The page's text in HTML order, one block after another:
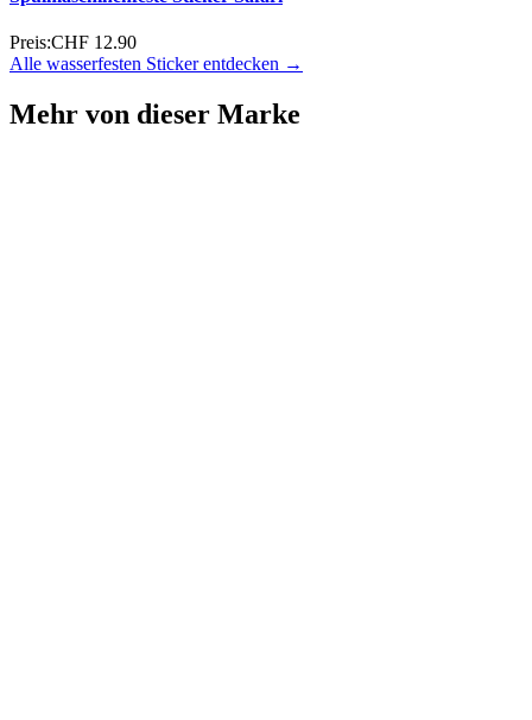
Preis:CHF 12.90
Alle wasserfesten Sticker entdecken →
Mehr von dieser Marke